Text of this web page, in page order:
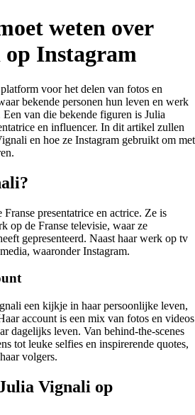
weten over
Instagram
voor het delen van fotos en
bekende personen hun leven en werk
van die bekende figuren is Julia
en influencer. In dit artikel zullen
en hoe ze Instagram gebruikt om met
presentatrice en actrice. Ze is
op de Franse televisie, waar ze
gepresenteerd. Naast haar werk op tv
waaronder Instagram.
een kijkje in haar persoonlijke leven,
account is een mix van fotos en videos
dagelijks leven. Van behind-the-scenes
tot leuke selfies en inspirerende quotes,
volgers.
Vignali op